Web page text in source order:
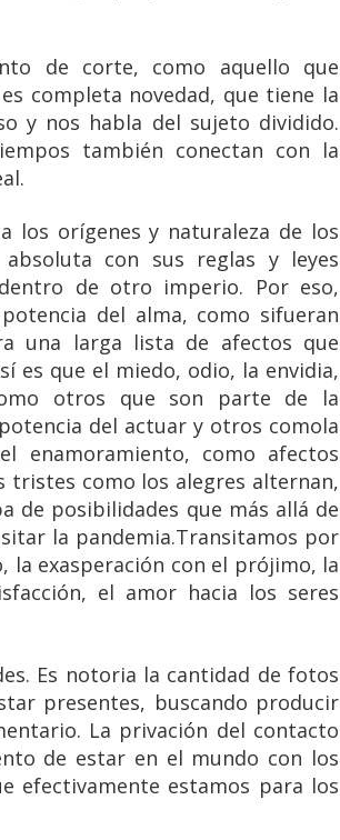
de corte, como aquello que
completa novedad, que tiene la
y nos habla del sujeto dividido.
también conectan con la
los orígenes y naturaleza de los
con sus reglas y leyes
de otro imperio. Por eso,
del alma, como sifueran
una larga lista de afectos que
es que el miedo, odio, la envidia,
otros que son parte de la
del actuar y otros comola
enamoramiento, como afectos
tristes como los alegres alternan,
de posibilidades que más allá de
la pandemia.Transitamos por
la exasperación con el prójimo, la
el amor hacia los seres
Es notoria la cantidad de fotos
presentes, buscando producir
La privación del contacto
de estar en el mundo con los
efectivamente estamos para los